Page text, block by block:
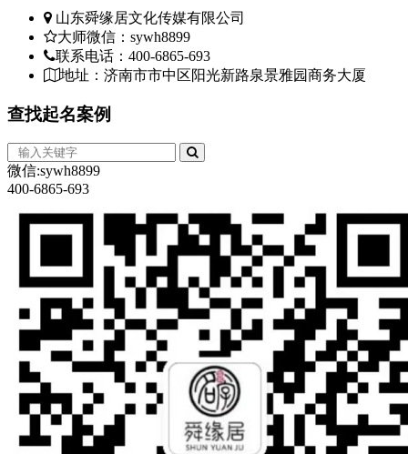
山东舜缘居文化传媒有限公司
大师微信：sywh8899
联系电话：400-6865-693
地址：济南市市中区阳光新路泉景雅园商务大厦
查找起名案例
微信:sywh8899
400-6865-693